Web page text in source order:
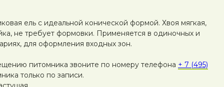
ель с идеальной конической формой. Хвоя мягкая,
не требует формовки. Применяется в одиночных и
для оформления входных зон.
питомника звоните по номеру телефона + 7 (495)
только по записи.